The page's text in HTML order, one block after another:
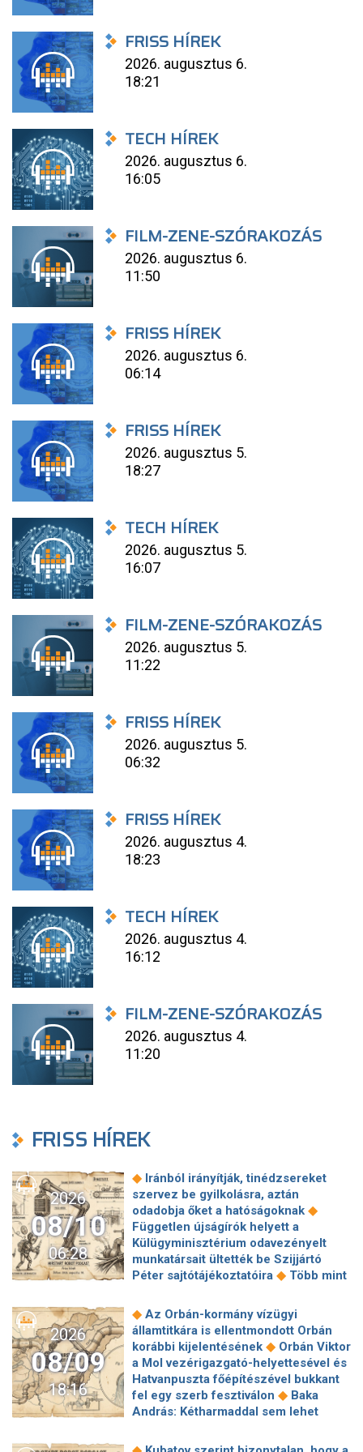
FRISS HÍREK
2026. augusztus 6.
18:21
TECH HÍREK
2026. augusztus 6.
16:05
FILM-ZENE-SZÓRAKOZÁS
2026. augusztus 6.
11:50
FRISS HÍREK
2026. augusztus 6.
06:14
FRISS HÍREK
2026. augusztus 5.
18:27
TECH HÍREK
2026. augusztus 5.
16:07
FILM-ZENE-SZÓRAKOZÁS
2026. augusztus 5.
11:22
FRISS HÍREK
2026. augusztus 5.
06:32
FRISS HÍREK
2026. augusztus 4.
18:23
TECH HÍREK
2026. augusztus 4.
16:12
FILM-ZENE-SZÓRAKOZÁS
2026. augusztus 4.
11:20
FRISS HÍREK
2026
08/10
06:28
◆ Iránból irányítják, tinédzsereket
szervez be gyilkolásra, aztán
odadobja őket a hatóságoknak ◆
Független újságírók helyett a
Külügyminisztérium odavezényelt
munkatársait ültették be Szijjártó
Péter sajtótájékoztatóira ◆ Több mint
Magyarországon, ebben az Orbán-
kormány keze is benne van◆A héten
akár teljesen leállhat az áruszállítás a
Rajna egyik legfontosabb szakaszán
az alacsony vízszint miatt
◆
Gazdasági összeomlásra számít
Trump Iránban ◆ Öt év alatt
2026
08/09
18:16
◆ Az Orbán-kormány vízügyi
államtitkára is ellentmondott Orbán
korábbi kijelentésének ◆ Orbán Viktor
a Mol vezérigazgató-helyettesével és
Hatvanpuszta főépítészével bukkant
fel egy szerb fesztiválon ◆ Baka
András: Kétharmaddal sem lehet
elutasítja Trump 15 pontos gázai